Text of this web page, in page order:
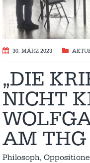
30. MÄRZ 2023
„DIE
NICHT
AM THG
Philosoph,